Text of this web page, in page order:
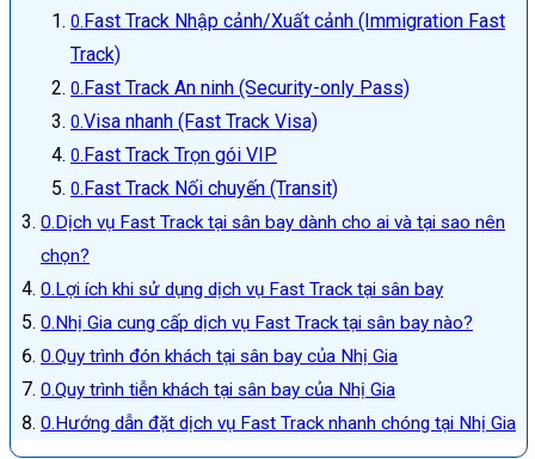
Fast Track Nhập cảnh/Xuất cảnh (Immigration Fast
Track)
Fast Track An ninh (Security-only Pass)
Visa nhanh (Fast Track Visa)
Fast Track Trọn gói VIP
Fast Track Nối chuyến (Transit)
Dịch vụ Fast Track tại sân bay dành cho ai và tại sao nên
chọn?
Lợi ích khi sử dụng dịch vụ Fast Track tại sân bay
Nhị Gia cung cấp dịch vụ Fast Track tại sân bay nào?
Quy trình đón khách tại sân bay của Nhị Gia
Quy trình tiễn khách tại sân bay của Nhị Gia
Hướng dẫn đặt dịch vụ Fast Track nhanh chóng tại Nhị Gia